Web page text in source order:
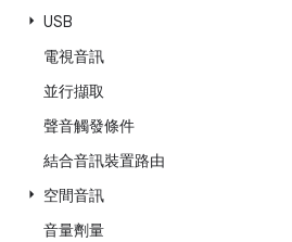
USB
電視音訊
並行擷取
聲音觸發條件
結合音訊裝置路由
空間音訊
音量劑量